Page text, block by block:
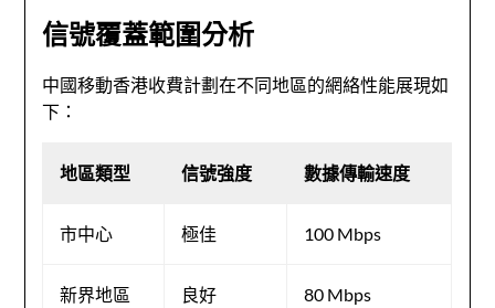
信號覆蓋範圍分析
中國移動香港收費計劃在不同地區的網絡性能展現如
下：
地區類型 信號強度 數據傳輸速度
市中心 極佳 100 Mbps
新界地區 良好 80 Mbps